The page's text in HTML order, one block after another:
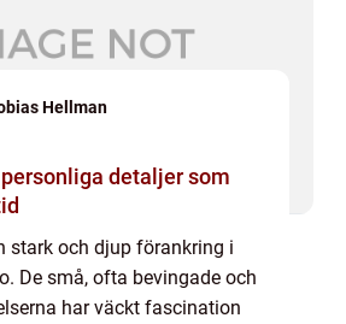
Hellman
stark och djup förankring i
De små, ofta bevingade och
har väckt fascination